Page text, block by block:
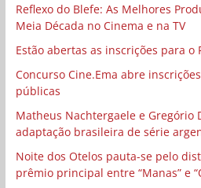
Reflexo do Blefe: As Melhores
Meia Década no Cinema e na TV
Estão abertas as inscrições para o
Concurso Cine.Ema abre
públicas
Matheus Nachtergaele e Gregório
adaptação brasileira de série
Noite dos Otelos pauta-se pelo
prêmio principal entre “Manas” e